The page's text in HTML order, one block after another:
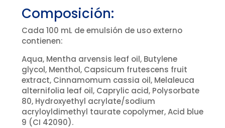
Composición:
Cada 100 mL de emulsión de uso externo
contienen:
Aqua, Mentha arvensis leaf oil, Butylene
glycol, Menthol, Capsicum frutescens fruit
extract, Cinnamomum cassia oil, Melaleuca
alternifolia leaf oil, Caprylic acid, Polysorbate
80, Hydroxyethyl acrylate/sodium
acryloyldimethyl taurate copolymer, Acid blue
9 (CI 42090).